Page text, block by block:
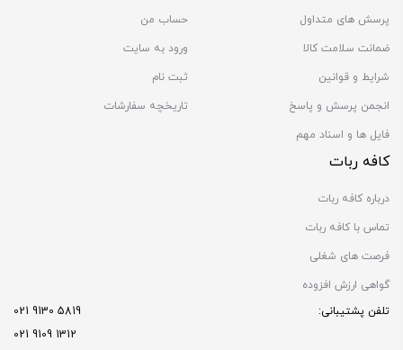
پرسش های متداول
ضمانت سلامت کالا
شرایط و قوانین
انجمن پرسش و پاسخ
فایل ها و اسناد مهم
حساب من
ورود به سایت
ثبت نام
تاریخچه سفارشات
کافه ربات
درباره کافه ربات
تماس با کافه ربات
فرصت های شغلی
گواهی ارزش افزوده
تلفن پشتیبانی:
5819 9130 021
1312 9109 021